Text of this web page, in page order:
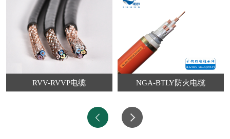
RVV-RVVP电缆 NGA-BTLY防火电缆